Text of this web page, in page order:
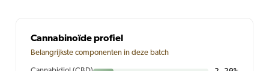
Cannabinoïde profiel
Belangrijkste componenten in deze batch